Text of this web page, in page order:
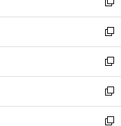
ド
ウ
で
開
く
ィ
ン
ド
ウ
で
開
く
い
ウ
ィ
ン
ド
ウ
で
開
く
新
し
い
ウ
ィ
ン
ド
ウ
で
新
し
い
ウ
ィ
ン
ド
新
し
い
ウ
ィ
新
し
い